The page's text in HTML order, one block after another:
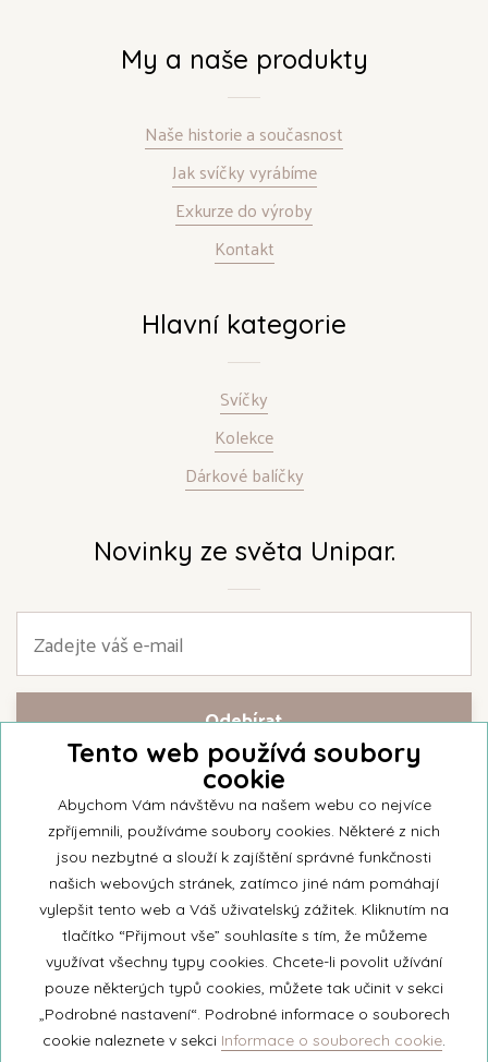
My a naše produkty
Naše historie a současnost
Jak svíčky vyrábíme
Exkurze do výroby
Kontakt
Hlavní kategorie
Svíčky
Kolekce
Dárkové balíčky
Novinky ze světa Unipar.
Přihlašte se k našemu newsletteru a buďte jako první informováni o
nejnovějších kolekcích svíček a aktualitách z rodinné firmy Unipar.
© 2026 Unipar
+420 571 651 531
eshop@unipar.cz
Tento web používá soubory
cookie
Abychom Vám návštěvu na našem webu co nejvíce
zpříjemnili, používáme soubory cookies. Některé z nich
jsou nezbytné a slouží k zajíštění správné funkčnosti
našich webových stránek, zatímco jiné nám pomáhají
vylepšit tento web a Váš uživatelský zážitek. Kliknutím na
tlačítko “Přijmout vše” souhlasíte s tím, že můžeme
využívat všechny typy cookies. Chcete-li povolit užívání
pouze některých typů cookies, můžete tak učinit v sekci
„Podrobné nastavení“. Podrobné informace o souborech
cookie naleznete v sekci Informace o souborech cookie.